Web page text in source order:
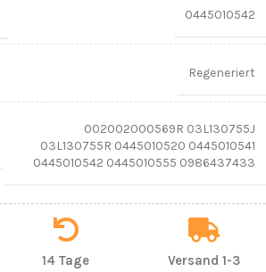
0445010542
Regeneriert
002002000569R 03L130755J
03L130755R 0445010520 0445010541
0445010542 0445010555 0986437433
14 Tage
Versand 1-3